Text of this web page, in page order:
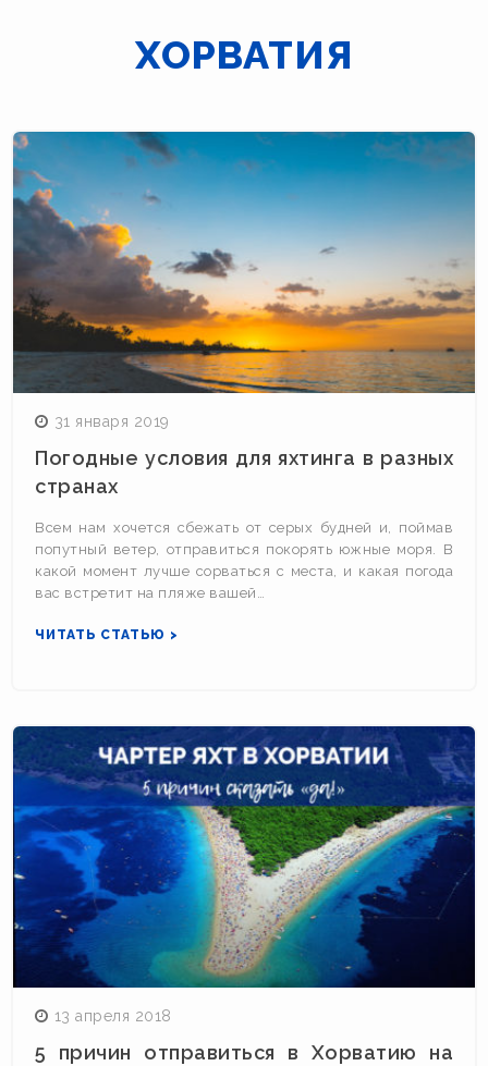
ХОРВАТИЯ
31 января 2019
Погодные условия для яхтинга в разных
странах
Всем нам хочется сбежать от серых будней и, поймав
попутный ветер, отправиться покорять южные моря. В
какой момент лучше сорваться с места, и какая погода
вас встретит на пляже вашей…
ЧИТАТЬ СТАТЬЮ >
13 апреля 2018
5 причин отправиться в Хорватию на
Навигация
по
записям